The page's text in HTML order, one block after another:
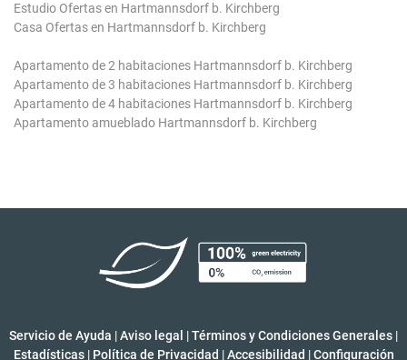
Estudio Ofertas en Hartmannsdorf b. Kirchberg
Casa Ofertas en Hartmannsdorf b. Kirchberg
Apartamento de 2 habitaciones Hartmannsdorf b. Kirchberg
Apartamento de 3 habitaciones Hartmannsdorf b. Kirchberg
Apartamento de 4 habitaciones Hartmannsdorf b. Kirchberg
Apartamento amueblado Hartmannsdorf b. Kirchberg
Servicio de Ayuda |Aviso legal |Términos y Condiciones Generales |
Estadísticas | Política de Privacidad | Accesibilidad | Configuración